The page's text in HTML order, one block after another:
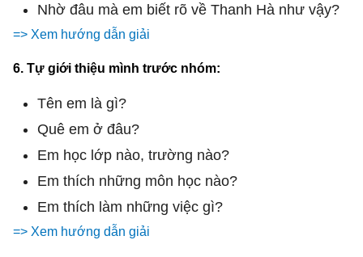
Nhờ đâu mà em biết rõ về Thanh Hà như vậy?
=> Xem hướng dẫn giải
6. Tự giới thiệu mình trước nhóm:
Tên em là gì?
Quê em ở đâu?
Em học lớp nào, trường nào?
Em thích những môn học nào?
Em thích làm những việc gì?
=> Xem hướng dẫn giải